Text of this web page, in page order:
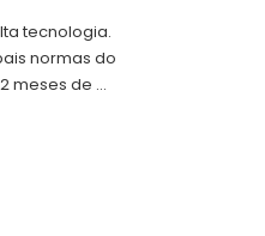
tecnologia.
normas do
meses de ...